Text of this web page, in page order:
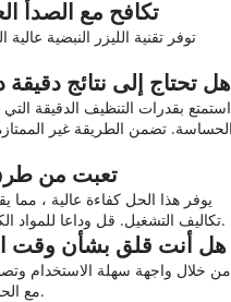
تكافح مع الصدأ
هل تحتاج إلى نتائج
تعبت من طرق
تكاليف التشغيل. قل وداعا للمواد الكيميائية والمواد الاستهلاكية التي لا نهاية لها.
هل أنت قلق بشأن وقت
من خلال واجهة سهلة الاستخدام
مع الحد الأدنى من الجهد وأقصى قدر من الراحة.